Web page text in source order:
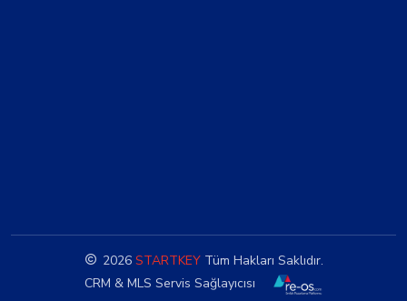
2026STARTKEYTüm Hakları Saklıdır.
CRM & MLS Servis Sağlayıcısı